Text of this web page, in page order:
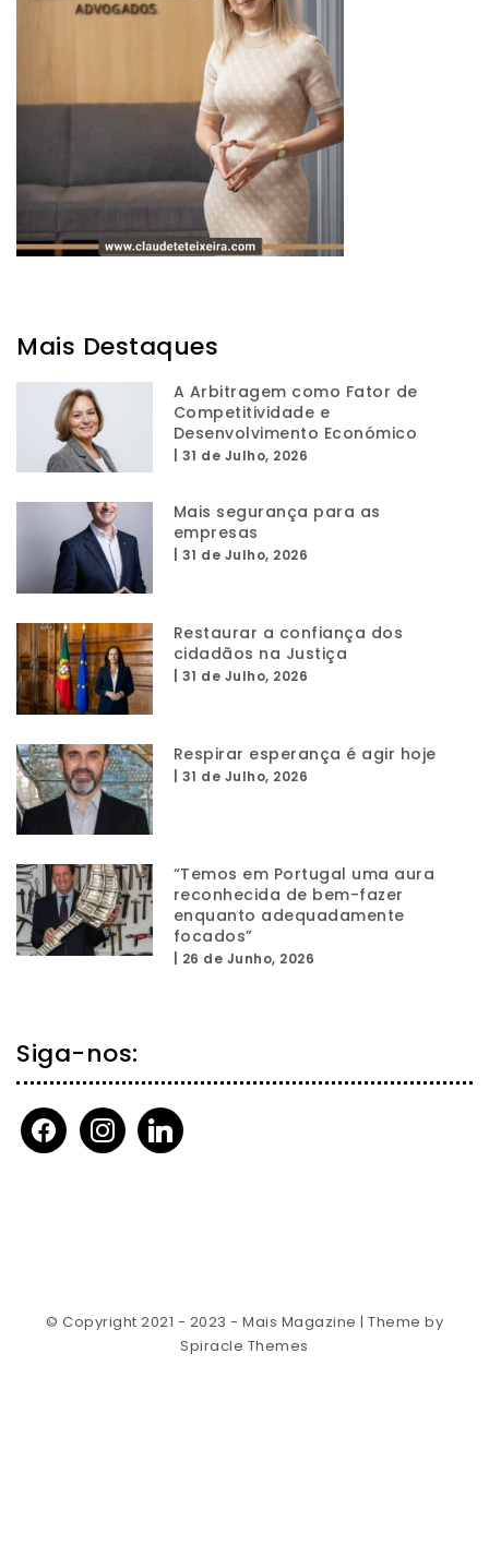
Mais Destaques
A Arbitragem como Fator de
Competitividade e
Desenvolvimento Económico
31 de Julho, 2026
Mais segurança para as
empresas
31 de Julho, 2026
Restaurar a confiança dos
cidadãos na Justiça
31 de Julho, 2026
Respirar esperança é agir hoje
31 de Julho, 2026
“Temos em Portugal uma aura
reconhecida de bem-fazer
enquanto adequadamente
focados”
26 de Junho, 2026
Siga-nos:
facebookinstagramlinkedin
© Copyright 2021 - 2023 - Mais Magazine | Theme by
Spiracle Themes